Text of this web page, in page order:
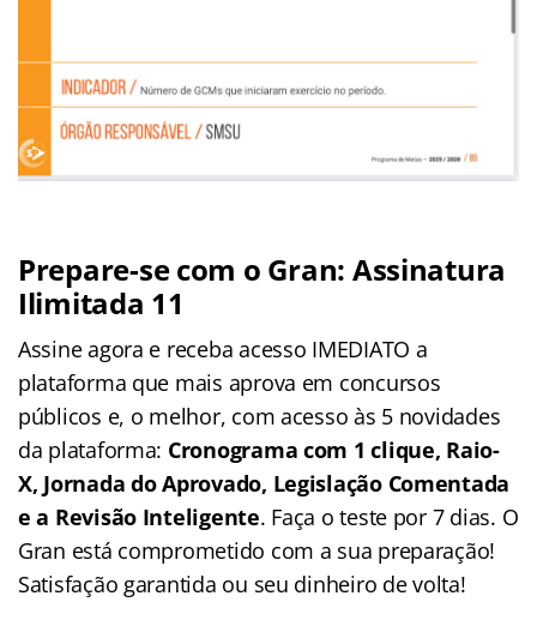
Prepare-se com o Gran: Assinatura
Ilimitada 11
Assine agora e receba acesso IMEDIATO a
plataforma que mais aprova em concursos
públicos e, o melhor, com acesso às 5 novidades
da plataforma: Cronograma com 1 clique, Raio-
X, Jornada do Aprovado, Legislação Comentada
e a Revisão Inteligente. Faça o teste por 7 dias. O
Gran está comprometido com a sua preparação!
Satisfação garantida ou seu dinheiro de volta!